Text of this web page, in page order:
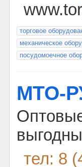
торговое
механическое
посудомоечное
МТО-
тел: 8